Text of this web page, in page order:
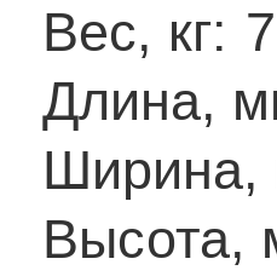
Вес, кг:
Длина,
Ширина,
Высота,